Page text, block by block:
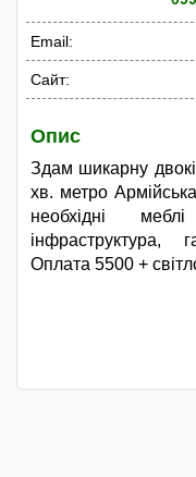
Email:
Сайт:
Опис
Здам шикарну
хв. метро
необхідні
інфраструктура,
Оплата 5500 +